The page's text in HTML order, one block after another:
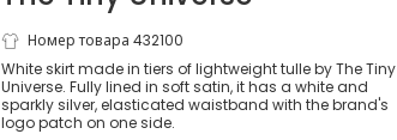
Белая юбка из тюля
для девочек
Номер товара 432100
White skirt made in tiers of lightweight tulle by The Tiny
Universe. Fully lined in soft satin, it has a white and
sparkly silver, elasticated waistband with the brand's
logo patch on one side.